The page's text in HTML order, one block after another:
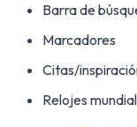
Barra de
Marcadores
Citas/
Relojes